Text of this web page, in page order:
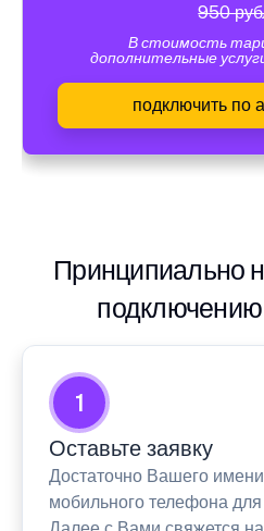
950
В стоимость
дополнительные
подключить по
Принципиально
подключению
1
Оставьте заявку
Достаточно Вашего
мобильного телефона для